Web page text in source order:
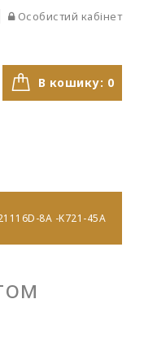
Особистий кабінет
В кошику: 0
8A -K721-45A